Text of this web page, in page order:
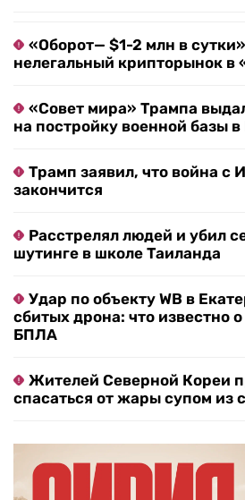
«Оборот— $1-2 млн в
нелегальный крипторынок в
«Совет мира» Трампа
на постройку военной базы в
Трамп заявил, что война с
закончится
Расстрелял людей и убил
шутинге в школе Таиланда
Удар по объекту WB в
сбитых дрона: что известно
БПЛА
Жителей Северной Кореи
спасаться от жары супом из